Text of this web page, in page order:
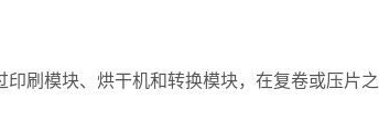
刷模块、烘干机和转换模块，在复卷或压片之